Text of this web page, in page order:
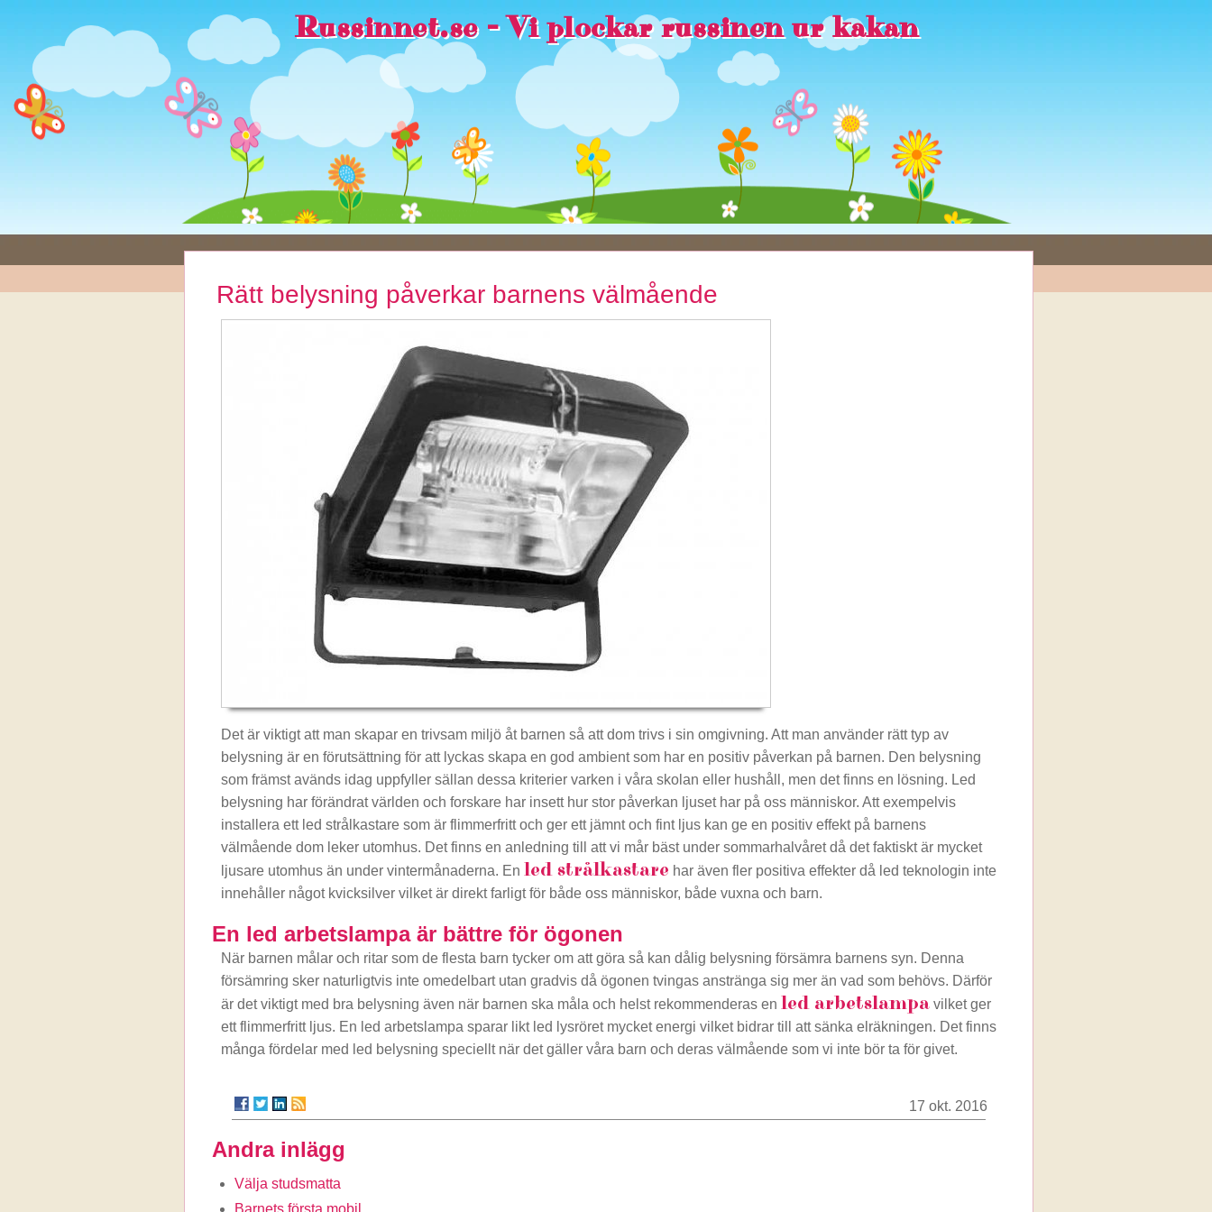
Russinnet.se - Vi plockar russinen ur kakan
Rätt belysning påverkar barnens välmående
Det är viktigt att man skapar en trivsam miljö åt barnen så att dom trivs i sin omgivning. Att man använder rätt typ av
belysning är en förutsättning för att lyckas skapa en god ambient som har en positiv påverkan på barnen. Den belysning
som främst avänds idag uppfyller sällan dessa kriterier varken i våra skolan eller hushåll, men det finns en lösning. Led
belysning har förändrat världen och forskare har insett hur stor påverkan ljuset har på oss människor. Att exempelvis
installera ett led strålkastare som är flimmerfritt och ger ett jämnt och fint ljus kan ge en positiv effekt på barnens
välmående dom leker utomhus. Det finns en anledning till att vi mår bäst under sommarhalvåret då det faktiskt är mycket
ljusare utomhus än under vintermånaderna. En led strålkastare har även fler positiva effekter då led teknologin inte
innehåller något kvicksilver vilket är direkt farligt för både oss människor, både vuxna och barn.
En led arbetslampa är bättre för ögonen
När barnen målar och ritar som de flesta barn tycker om att göra så kan dålig belysning försämra barnens syn. Denna
försämring sker naturligtvis inte omedelbart utan gradvis då ögonen tvingas anstränga sig mer än vad som behövs. Därför
är det viktigt med bra belysning även när barnen ska måla och helst rekommenderas en led arbetslampa vilket ger
ett flimmerfritt ljus. En led arbetslampa sparar likt led lysröret mycket energi vilket bidrar till att sänka elräkningen. Det finns
många fördelar med led belysning speciellt när det gäller våra barn och deras välmående som vi inte bör ta för givet.
17 okt. 2016
Andra inlägg
Välja studsmatta
Barnets första mobil